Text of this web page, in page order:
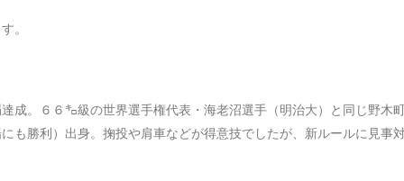
。
。６６㌔級の世界選手権代表・海老沼選手（明治大）と同じ野木
勝利）出身。掬投や肩車などが得意技でしたが、新ルールに見事対